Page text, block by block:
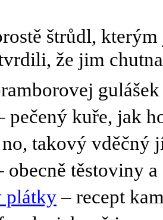
štrůdl,
že jim
pečený kuře, jak
takový
obecně těstoviny
plátky– recept